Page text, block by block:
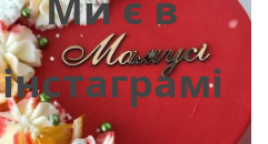
інстаграмі